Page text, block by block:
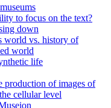
to focus on the text?
down
world vs. history of
world
life
production of images of
cellular level